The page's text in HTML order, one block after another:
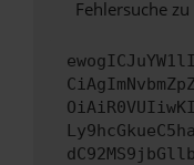
Fehlersuche